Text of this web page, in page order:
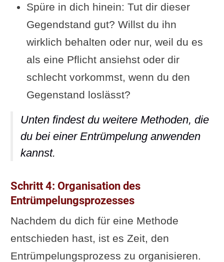
Spüre in dich hinein: Tut dir dieser
Gegendstand gut? Willst du ihn
wirklich behalten oder nur, weil du es
als eine Pflicht ansiehst oder dir
schlecht vorkommst, wenn du den
Gegenstand loslässt?
Unten findest du weitere Methoden, die
du bei einer Entrümpelung anwenden
kannst.
Schritt 4: Organisation des
Entrümpelungsprozesses
Nachdem du dich für eine Methode
entschieden hast, ist es Zeit, den
Entrümpelungsprozess zu organisieren.